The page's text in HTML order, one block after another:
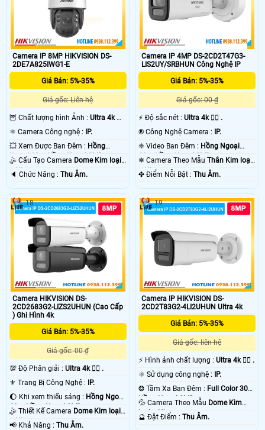
Camera IP 8MP HIKVISION DS-
2DE7A825IWG1-E
Giá Bán: 5%-35%
Giá gốc: Liên hệ
🦉 Chất lượng hình Ảnh : Ultra 4k 👍🏾
⚛️ Camera Công nghệ : IP.
💥 Xem Được Ban Đêm : Hồng
Ngoại 10m Hồng Ngoại SMD.
🤹 Cấu Tạo Camera Dome Kim loại
+ Nhựa.
️🔈 Chức Năng : Thu Âm.
Camera IP 4MP DS-2CD2T47G3-
LIS2UY/SRBHUN Công Nghệ IP
Giá Bán: 5%-35%
Giá gốc: 00 ₫
️⚡ Độ sắc nét :Ultra 4k 👍🏾 .
®️ Công Nghệ Camera : IP.
❈ Video Ban Đêm : Hồng Ngoại
60m Hồng Ngoại SMD.
❄ Camera Theo MẫuThân Kim loại
+ Nhựa.
️✤ Điểm Nỗi Bật :Thu Âm.
Camera HIKVISION DS-
2CD2683G2-LIZS2UHUN (Cao Cấp
) Ghi Hình 4k
Giá Bán: 5%-35%
Giá gốc: 00 ₫
💯 Độ Phân giải : Ultra 4k 👍🏾 .
⚜️ Trang Bị Công Nghệ :
IP.
🌔 Khi xem thiếu sáng : Hồng Ngoại
60m Hồng Ngoại SMD.
🤹 Thiết Kế Camera Dome Kim loại
+ Nhựa.
️📢 Khả Năng : Thu Âm.
18
Camera IP HIKVISION DS-
2CD2T83G2-4LI2UHUN Ultra 4k
Giá Bán: 5%-35%
Giá gốc: liên hệ
️⚡ Hình ảnh chất lượng :Ultra 4k 👍🏾 .
⚛️ Sử dụng công nghệ :
IP.
❂ Tầm Xa Ban Đêm : Full Color 30m
Hồng Ngoại SMD.
💦 Camera Theo Mẫu Dome Kim
loại + Nhựa.
️🔮 Đặt Điểm :Thu Âm.
19